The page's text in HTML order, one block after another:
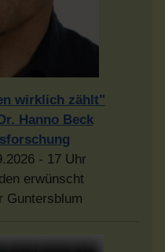
wirklich zählt"
Hanno Beck
- 17 Uhr
erwünscht
Guntersblum